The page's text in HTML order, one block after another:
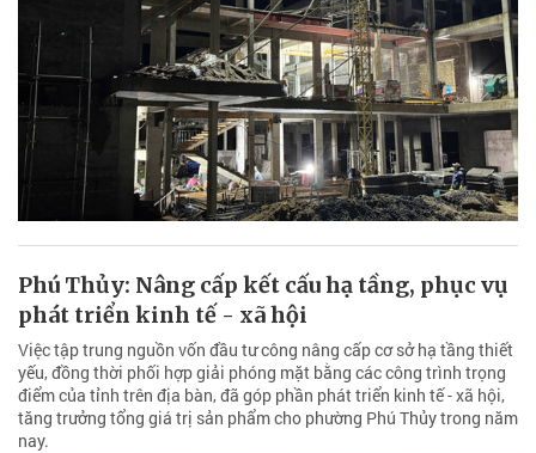
Phú Thủy: Nâng cấp kết cấu hạ tầng, phục vụ
phát triển kinh tế - xã hội
Việc tập trung nguồn vốn đầu tư công nâng cấp cơ sở hạ tầng thiết
yếu, đồng thời phối hợp giải phóng mặt bằng các công trình trọng
điểm của tỉnh trên địa bàn, đã góp phần phát triển kinh tế - xã hội,
tăng trưởng tổng giá trị sản phẩm cho phường Phú Thủy trong năm
nay.